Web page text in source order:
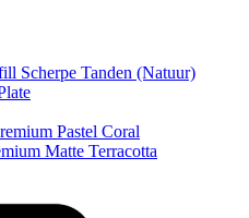
Scherpe Tanden (Natuur)
Pastel Coral
Matte Terracotta